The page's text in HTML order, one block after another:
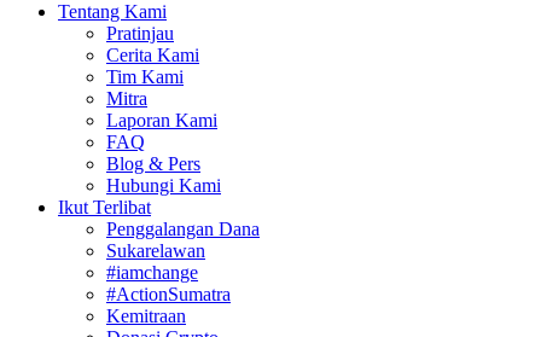
Tentang Kami
Pratinjau
Cerita Kami
Tim Kami
Mitra
Laporan Kami
FAQ
Blog & Pers
Hubungi Kami
Ikut Terlibat
Penggalangan Dana
Sukarelawan
#iamchange
#ActionSumatra
Kemitraan